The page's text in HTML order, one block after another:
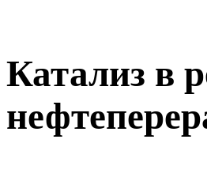
Катализ в